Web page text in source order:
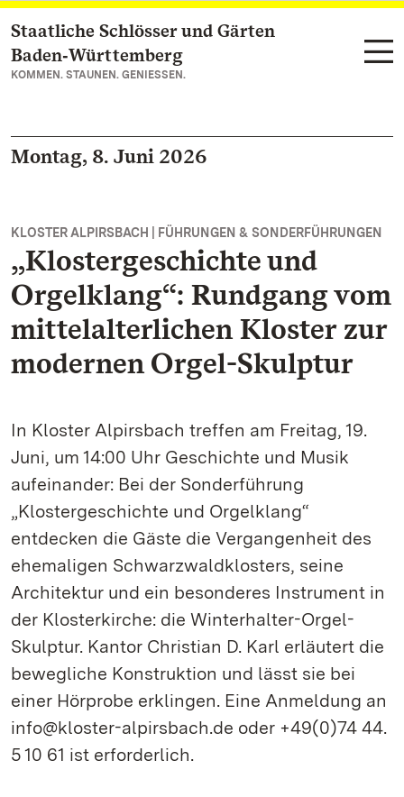
Zum Hauptinhalt springen
Staatliche Schlösser und Gärten
Baden‑Württemberg
KOMMEN. STAUNEN. GENIESSEN.
Montag, 8. Juni 2026
KLOSTER ALPIRSBACH | FÜHRUNGEN & SONDERFÜHRUNGEN
„Klostergeschichte und
Orgelklang“: Rundgang vom
mittelalterlichen Kloster zur
modernen Orgel-Skulptur
In Kloster Alpirsbach treffen am Freitag, 19.
Juni, um 14:00 Uhr Geschichte und Musik
aufeinander: Bei der Sonderführung
„Klostergeschichte und Orgelklang“
entdecken die Gäste die Vergangenheit des
ehemaligen Schwarzwaldklosters, seine
Architektur und ein besonderes Instrument in
der Klosterkirche: die Winterhalter-Orgel-
Skulptur. Kantor Christian D. Karl erläutert die
bewegliche Konstruktion und lässt sie bei
einer Hörprobe erklingen. Eine Anmeldung an
info@kloster-alpirsbach.de oder +49(0)74 44.
5 10 61 ist erforderlich.